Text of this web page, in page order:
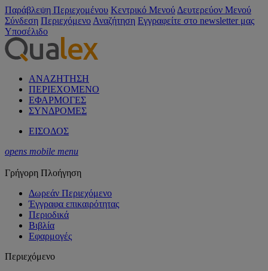
Παράβλεψη Περιεχομένου Κεντρικό Μενού Δευτερεύον Μενού
Σύνδεση Περιεχόμενο Αναζήτηση Εγγραφείτε στο newsletter μας
Υποσέλιδο
ΑΝΑΖΗΤΗΣΗ
ΠΕΡΙΕΧΟΜΕΝΟ
ΕΦΑΡΜΟΓΕΣ
ΣΥΝΔΡΟΜΕΣ
ΕΙΣΟΔΟΣ
opens mobile menu
Γρήγορη Πλοήγηση
Δωρεάν Περιεχόμενο
Έγγραφα επικαιρότητας
Περιοδικά
Βιβλία
Εφαρμογές
Περιεχόμενο